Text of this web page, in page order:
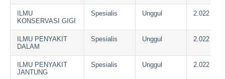
ILMU
KONSERVASI GIGI
Spesialis Unggul 2.022
ILMU PENYAKIT
DALAM
Spesialis Unggul 2.022
ILMU PENYAKIT
JANTUNG
Spesialis Unggul 2.022